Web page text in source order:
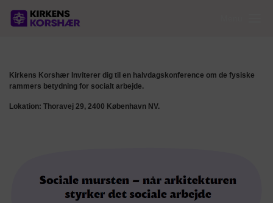
Kirkens Korshær Inviterer dig til en halvdagskonference om de fysiske
rammers betydning for socialt arbejde.
Lokation: Thoravej 29, 2400 København NV.